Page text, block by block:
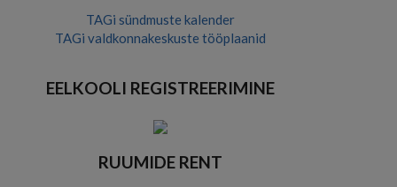
TAGi sündmuste kalender
TAGi valdkonnakeskuste tööplaanid
EELKOOLI REGISTREERIMINE
RUUMIDE RENT